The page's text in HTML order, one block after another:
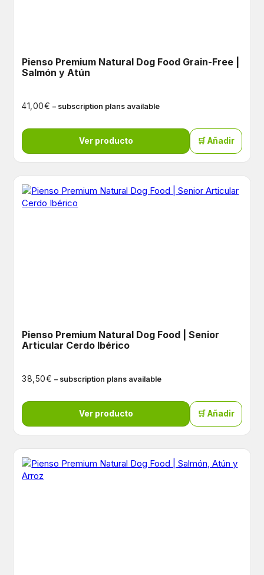
Pienso Premium Natural Dog Food Grain-Free |
Salmón y Atún
41,00€ – subscription plans available
Ver producto 🛒 Añadir
Pienso Premium Natural Dog Food | Senior
Articular Cerdo Ibérico
38,50€ – subscription plans available
Ver producto 🛒 Añadir